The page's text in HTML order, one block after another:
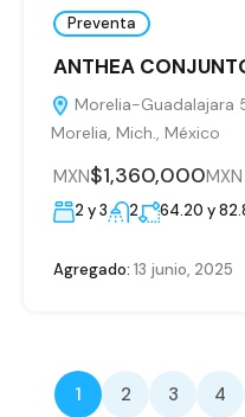
Preventa
ANTHEA
Morelia-Guadalajara
Morelia, Mich., México
MXN$1,360,000MXN
2 y 3 2 64.20 y
Agregado: 13 junio, 2025
1 2 3 4